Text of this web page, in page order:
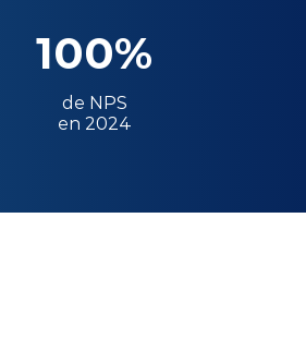
100%
de NPS
en 2024